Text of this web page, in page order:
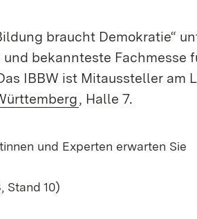
braucht Demokratie“
bekannteste Fachmesse
IBBW ist Mitaussteller am
, Halle 7.
und Experten erwarten Sie
Stand 10)